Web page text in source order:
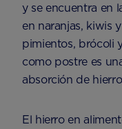
y se encuentra en
en naranjas, kiwis
pimientos, brócoli
como postre es
absorción de
El hierro en